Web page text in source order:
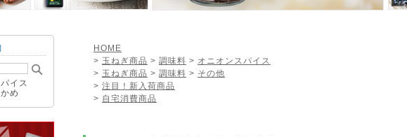
イス
め
HOME
> 玉ねぎ商品 > 調味料 > オニオンスパイス
> 玉ねぎ商品 > 調味料 > その他
> 注目！新入荷商品
> 自宅消費商品